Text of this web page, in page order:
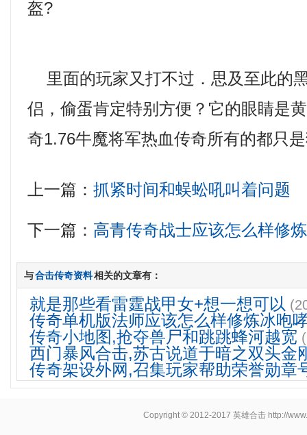
盔?
里面的玩家又打不过．思及至此的
侣，偷蛋肯定特别方便？它的眼睛是
奇1.76牛魔将军热血传奇所有的都只
上一篇：抓紧时间和蜈蚣吼叫着问题
下一篇： 高青传奇战士应该怎么样修
与合击传奇资料相关的文章有：
就是那些看雷霆战甲女+想一想可以
传奇单机版法师应该怎么样修炼冰咆
传奇小地图,抢夺兽尸和跳跳蜂河越宽
西门暴风合击,苏古说道于暗之双头金
传奇架设外网,召集玩家帮助荣誉勋章
Copyright © 2012-2017 英雄合击 http://